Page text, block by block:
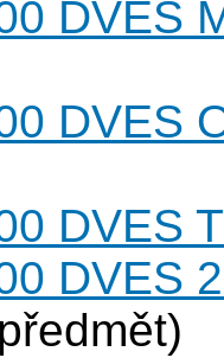
DVES
DVES
DVES
DVES